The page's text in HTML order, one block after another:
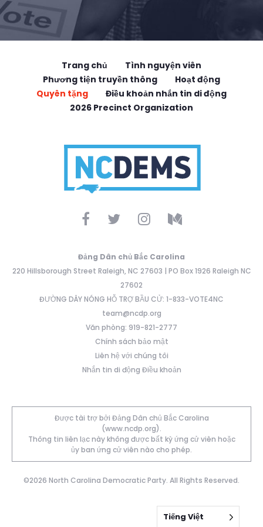
Trang chủ
Tình nguyện viên
Phương tiện truyền thông
Hoạt động
Quyên tặng
Điều khoản nhắn tin di động
2026 Precinct Organization
Đảng Dân chủ Bắc Carolina
220 Hillsborough Street Raleigh, NC 27603 | PO Box 1926 Raleigh NC
27602
ĐƯỜNG DÂY NÓNG HỖ TRỢ BẦU CỬ: 1-833-VOTE4NC
team@ncdp.org
Văn phòng: 919-821-2777
Chính sách bảo mật
Liên hệ với chúng tôi
Nhắn tin di động Điều khoản
Được tài trợ bởi Đảng Dân chủ Bắc Carolina
(www.ncdp.org).
Thông tin liên lạc này không được bất kỳ ứng cử viên hoặc
ủy ban ứng cử viên nào cho phép.
©2026 North Carolina Democratic Party. All Rights Reserved.
Tiếng Việt